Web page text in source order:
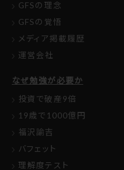
GFSの理念
GFSの覚悟
メディア掲載履歴
運営会社
なぜ勉強が必要か
投資で破産9倍
19歳で1000億円
福沢諭吉
バフェット
理解度テスト